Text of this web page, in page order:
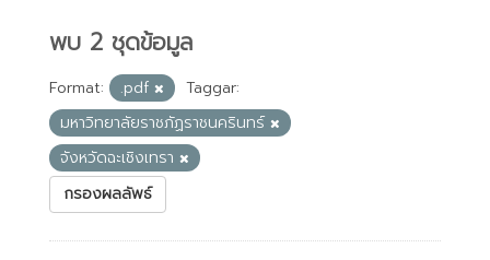
พบ 2 ชุดข้อมูล
Format: .pdf
Taggar:
มหาวิทยาลัยราชภัฏราชนครินทร์
จังหวัดฉะเชิงเทรา
กรองผลลัพธ์